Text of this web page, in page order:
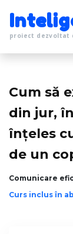
proiect dezvoltat
Cum să
din jur,
înțeles
de un
Comunicare
Curs inclus în